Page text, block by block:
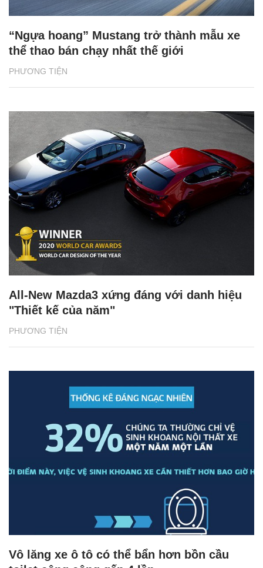
PHƯƠNG TIỆN
“Ngựa hoang” Mustang trở thành mẫu xe
thể thao bán chạy nhất thế giới
PHƯƠNG TIỆN
All-New Mazda3 xứng đáng với danh hiệu
"Thiết kế của năm"
Vô lăng xe ô tô có thể bẩn hơn bồn cầu